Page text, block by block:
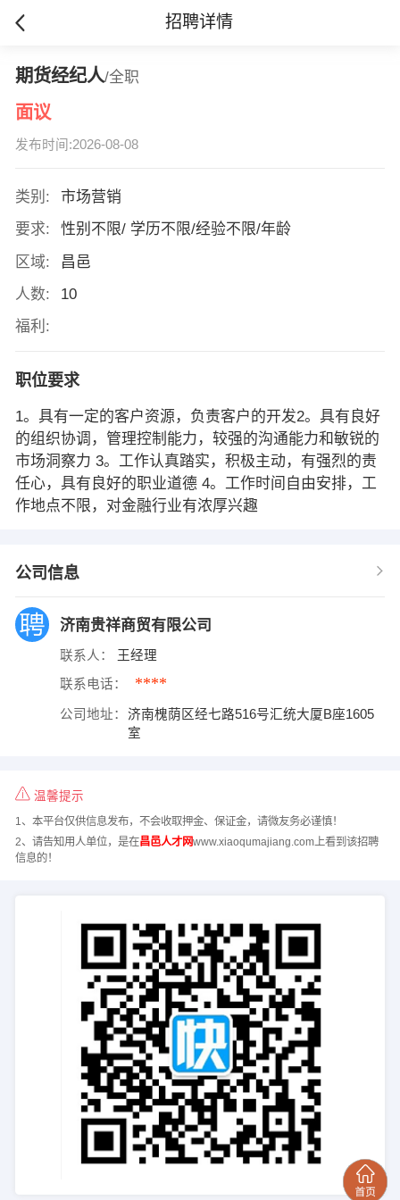
招聘详情
期货经纪人/全职
面议
发布时间:2026-08-08
类别:
市场营销
要求:
性别不限/ 学历不限/经验不限/年龄
区域:
昌邑
人数:
10
福利:
职位要求
1。具有一定的客户资源，负责客户的开发2。具有良好
的组织协调，管理控制能力，较强的沟通能力和敏锐的
市场洞察力 3。工作认真踏实，积极主动，有强烈的责
任心，具有良好的职业道德 4。工作时间自由安排，工
作地点不限，对金融行业有浓厚兴趣
公司信息
济南贵祥商贸有限公司
联系人： 王经理
联系电话： ****
公司地址：
济南槐荫区经七路516号汇统大厦B座1605
室
温馨提示
1、本平台仅供信息发布，不会收取押金、保证金，请微友务必谨慎！
2、请告知用人单位，是在昌邑人才网www.xiaoqumajiang.com上看到该招聘
信息的！